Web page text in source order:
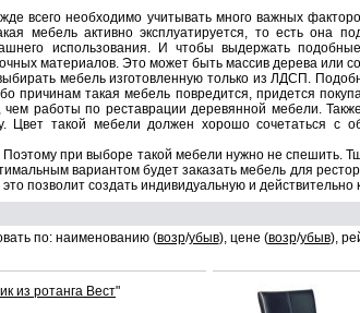
всего необходимо учитывать много важных
мебель активно эксплуатируется, то есть она
использования. И чтобы выдержать
материалов. Это может быть массив дерева
мебель изготовленную только из ЛДСП.
причинам такая мебель повредится, придется
работы по реставрации деревянной мебели.
Цвет такой мебели должен хорошо сочетаться
при выборе такой мебели нужно не спешить.
вариантом будет заказать мебель для
позволит создать индивидуальную и действительно
по: наименованию (возр/убыв), цене (возр/убыв),
из ротанга Вест"